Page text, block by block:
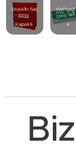
SıvaAltı Saç
Kapaklı e